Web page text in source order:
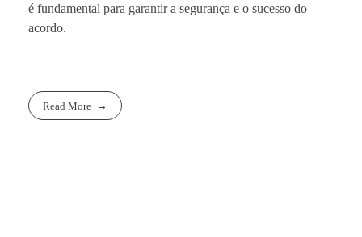
é fundamental para garantir a segurança e o sucesso do
acordo.
Read More